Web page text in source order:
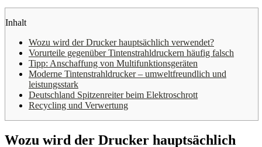
Inhalt
Wozu wird der Drucker hauptsächlich verwendet?
Vorurteile gegenüber Tintenstrahldruckern häufig falsch
Tipp: Anschaffung von Multifunktionsgeräten
Moderne Tintenstrahldrucker – umweltfreundlich und
leistungsstark
Deutschland Spitzenreiter beim Elektroschrott
Recycling und Verwertung
Wozu wird der Drucker hauptsächlich